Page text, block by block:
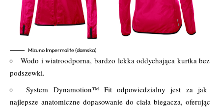
Mizuno Impermalite (damska)
Wodo i wiatroodporna, bardzo lekka oddychająca kurtka bez
podszewki.
System Dynamotion™ Fit odpowiedzialny jest za jak
najlepsze anatomiczne dopasowanie do ciała biegacza, oferując